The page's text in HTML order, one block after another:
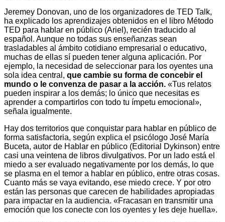
Jeremey Donovan, uno de los organizadores de TED Talk,
ha explicado los aprendizajes obtenidos en el libro Método
TED para hablar en público (Ariel), recién traducido al
español. Aunque no todas sus enseñanzas sean
trasladables al ámbito cotidiano empresarial o educativo,
muchas de ellas sí pueden tener alguna aplicación. Por
ejemplo, la necesidad de seleccionar para los oyentes una
sola idea central, que cambie su forma de concebir el
mundo o le convenza de pasar a la acción. «Tus relatos
pueden inspirar a los demás; lo único que necesitas es
aprender a compartirlos con todo tu ímpetu emocional»,
señala igualmente.
Hay dos territorios que conquistar para hablar en público de
forma satisfactoria, según explica el psicólogo José María
Buceta, autor de Hablar en público (Editorial Dykinson) entre
casi una veintena de libros divulgativos. Por un lado está el
miedo a ser evaluado negativamente por los demás, lo que
se plasma en el temor a hablar en público, entre otras cosas.
Cuanto más se vaya evitando, ese miedo crece. Y por otro
están las personas que carecen de habilidades apropiadas
para impactar en la audiencia. «Fracasan en transmitir una
emoción que los conecte con los oyentes y les deje huella».